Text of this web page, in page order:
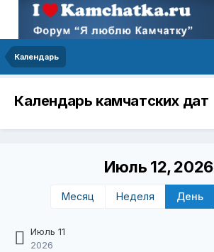
Календарь
Календарь камчатских дат
Июль 11
2026
Июль 12, 2026
Месяц Неделя День